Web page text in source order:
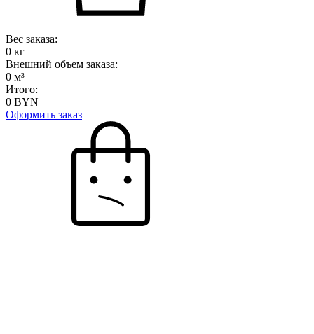
Вес заказа:
0 кг
Внешний объем заказа:
0 м³
Итого:
0 BYN
Оформить заказ